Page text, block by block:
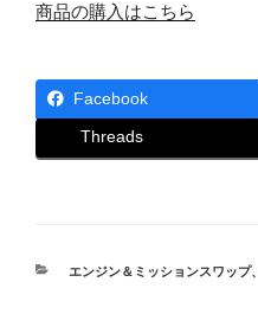
商品の購入はこちら
Facebook
Threads
カ
エンジン＆ミッションスワップ、